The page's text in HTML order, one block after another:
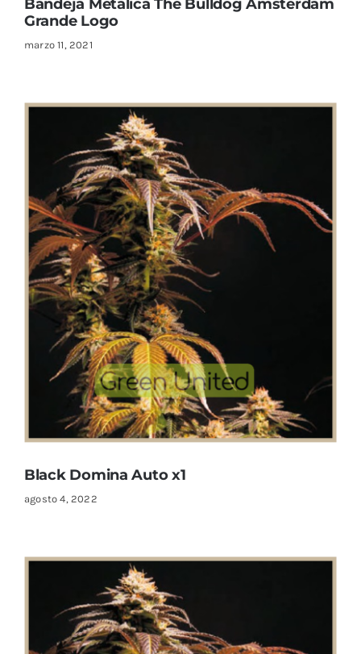
Bandeja Metalica The Bulldog Amsterdam
Grande Logo
marzo 11, 2021
Black Domina Auto x1
agosto 4, 2022